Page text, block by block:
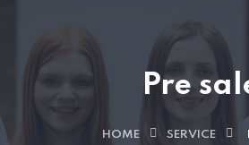
Pre
HOME SERVICE